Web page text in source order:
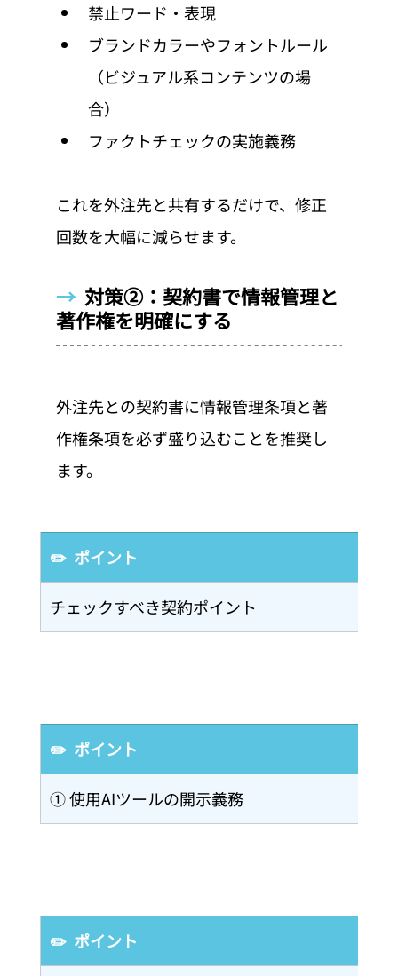
禁止ワード・表現
ブランドカラーやフォントルール
（ビジュアル系コンテンツの場
合）
ファクトチェックの実施義務
これを外注先と共有するだけで、修正
回数を大幅に減らせます。
→ 対策②：契約書で情報管理と
著作権を明確にする
外注先との契約書に情報管理条項と著
作権条項を必ず盛り込むことを推奨し
ます。
✏️  ポイント
チェックすべき契約ポイント
✏️  ポイント
① 使用AIツールの開示義務
✏️  ポイント